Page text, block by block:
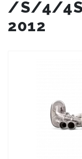
/S/4/
2012